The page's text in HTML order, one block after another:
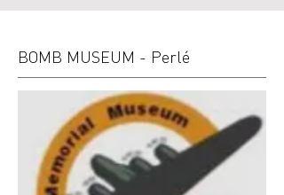
BOMB MUSEUM - Perlé